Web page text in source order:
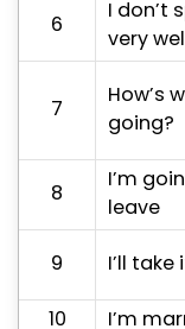
6
I don’t
very well
7
How’s
going?
8
I’m
leave
9 I’ll take
10 I’m